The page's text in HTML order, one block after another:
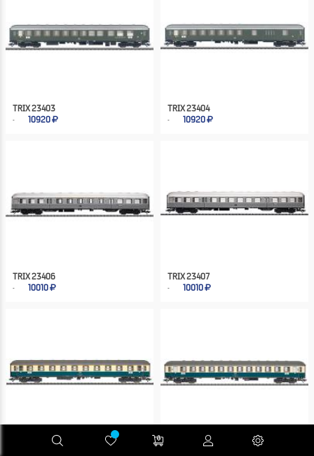
TRIX 23403
10920
TRIX 23404
10920
TRIX 23406
10010
TRIX 23407
10010
TRIX 23415
TRIX 23416